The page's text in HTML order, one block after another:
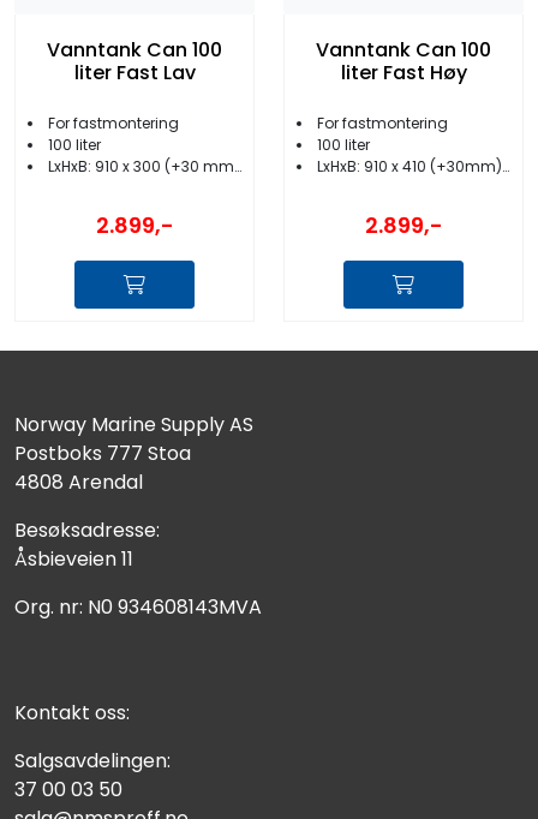
Vanntank Can 100
liter Fast Lav
For fastmontering
100 liter
LxHxB: 910 x 300 (+30 mm) x 410 mm
2.899,-
Vanntank Can 100
liter Fast Høy
For fastmontering
100 liter
LxHxB: 910 x 410 (+30mm) x 300 mm
2.899,-
Norway Marine Supply AS
Postboks 777 Stoa
4808 Arendal
Besøksadresse:
Åsbieveien 11
Org. nr: N0 934608143MVA
Kontakt oss:
Salgsavdelingen:
37 00 03 50